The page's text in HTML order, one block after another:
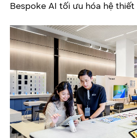
Bespoke AI tối ưu hóa hệ thiết